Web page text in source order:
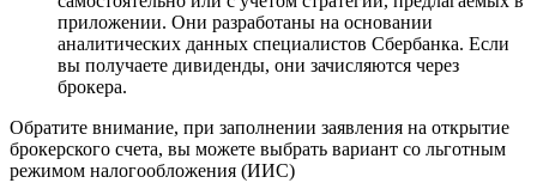
приложении. Они разработаны на основании
аналитических данных специалистов Сбербанка. Если
вы получаете дивиденды, они зачисляются через
брокера.
Обратите внимание, при заполнении заявления на открытие
брокерского счета, вы можете выбрать вариант со льготным
режимом налогообложения (ИИС)